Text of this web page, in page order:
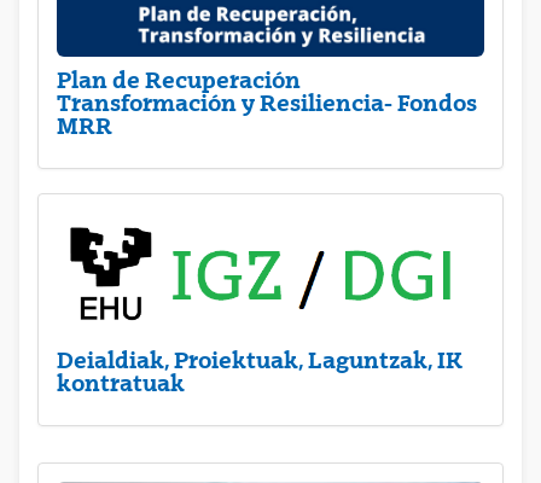
Plan de Recuperación
Transformación y Resiliencia- Fondos
MRR
Deialdiak, Proiektuak, Laguntzak, IK
kontratuak